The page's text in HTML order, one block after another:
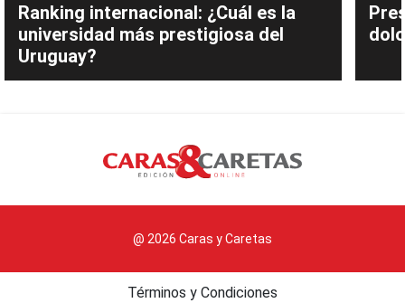
Ranking internacional: ¿Cuál es la
universidad más prestigiosa del
Uruguay?
@ 2026 Caras y Caretas
Términos y Condiciones